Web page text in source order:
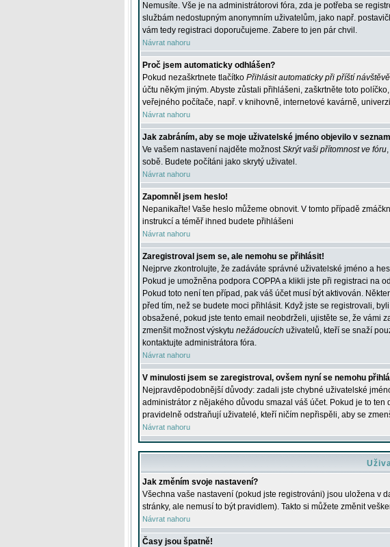
Nemusíte. Vše je na administrátorovi fóra, zda je potřeba se
službám nedostupným anonymním uživatelům, jako např.
vám tedy registraci doporučujeme. Zabere to jen pár chvil.
Návrat nahoru
Proč jsem automaticky odhlášen?
Pokud nezaškrtnete tlačítko Přihlásit automaticky při příští návštěvě
účtu někým jiným. Abyste zůstali přihlášeni, zaškrtněte toto
veřejného počítače, např. v knihovně, internetové kavárně,
Návrat nahoru
Jak zabráním, aby se moje uživatelské jméno objevilo v
Ve vašem nastavení najděte možnostSkrýt vaši přítomnost ve fóru
sobě. Budete počítáni jako skrytý uživatel.
Návrat nahoru
Zapomněl jsem heslo!
Nepanikařte! Vaše heslo můžeme obnovit. V tomto případě
instrukcí a téměř ihned budete přihlášeni
Návrat nahoru
Zaregistroval jsem se, ale nemohu se přihlásit!
Nejprve zkontrolujte, že zadáváte správné uživatelské jméno a
Pokud je umožněna podpora COPPA a klikli jste při registraci na
Pokud toto není ten případ, pak váš účet musí být aktivován.
před tím, než se budete moci přihlásit. Když jste se registrovali,
obsažené, pokud jste tento email neobdrželi, ujistěte se, že vámi
zmenšit možnost výskytu nežádoucích uživatelů, kteří se snaží
kontaktujte administrátora fóra.
Návrat nahoru
V minulosti jsem se zaregistroval, ovšem nyní se nemohu
Nejpravděpodobnější důvody: zadali jste chybné uživatelské
administrátor z nějakého důvodu smazal váš účet. Pokud je to
pravidelně odstraňují uživatelé, kteří ničím nepřispěli, aby se
Návrat nahoru
Jak změním svoje nastavení?
Všechna vaše nastavení (pokud jste registrováni) jsou uložena v
stránky, ale nemusí to být pravidlem). Takto si můžete změnit
Návrat nahoru
Časy jsou špatně!